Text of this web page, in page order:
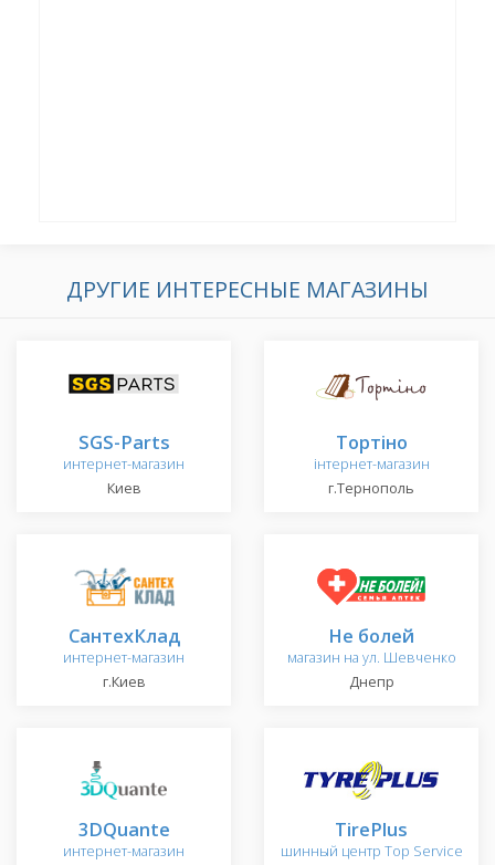
ДРУГИЕ ИНТЕРЕСНЫЕ МАГАЗИНЫ
SGS-Parts
интернет-магазин
Киев
Тортіно
інтернет-магазин
г.Тернополь
СантехКлад
интернет-магазин
г.Киев
Не болей
магазин на ул. Шевченко
Днепр
3DQuante
интернет-магазин
TirePlus
шинный центр Top Service